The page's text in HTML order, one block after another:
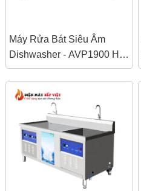
Máy Rửa Bát Siêu Âm
Dishwasher - AVP1900 HAI
BỒN (RỬA và TRÁNG)